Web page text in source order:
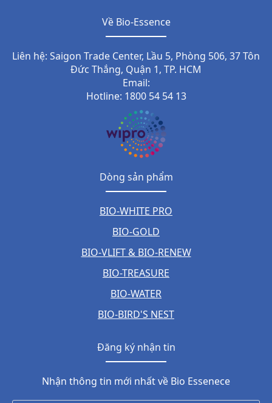
Về Bio-Essence
Liên hệ: Saigon Trade Center, Lầu 5, Phòng 506, 37 Tôn
Đức Thắng, Quận 1, TP. HCM
Email:
Hotline: 1800 54 54 13
Dòng sản phẩm
BIO-WHITE PRO
BIO-GOLD
BIO-VLIFT & BIO-RENEW
BIO-TREASURE
BIO-WATER
BIO-BIRD'S NEST
Đăng ký nhận tin
Nhận thông tin mới nhất về Bio Essenece